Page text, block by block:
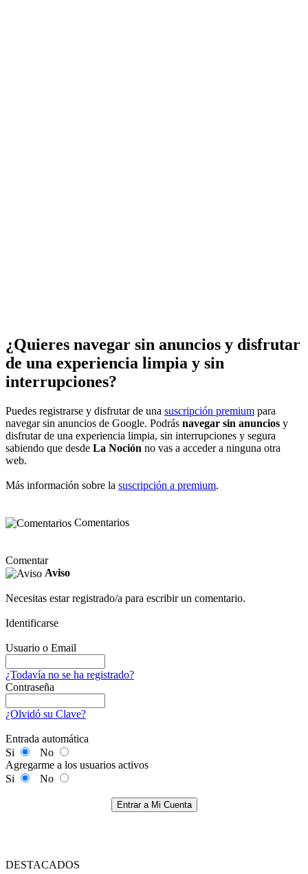
¿Quieres navegar sin anuncios y disfrutar
de una experiencia limpia y sin
interrupciones?
Puedes registrarse y disfrutar de una suscripción premium para
navegar sin anuncios de Google. Podrás navegar sin anuncios y
disfrutar de una experiencia limpia, sin interrupciones y segura
sabiendo que desde La Noción no vas a acceder a ninguna otra
web.
Más información sobre la suscripción a premium.
Comentarios
Comentar
Aviso
Necesitas estar registrado/a para escribir un comentario.
Identificarse
Usuario o Email
¿Todavía no se ha registrado?
Contraseña
¿Olvidó su Clave?
Entrada automática
Si
No
Agregarme a los usuarios activos
Si
No
Entrar a Mi Cuenta
DESTACADOS